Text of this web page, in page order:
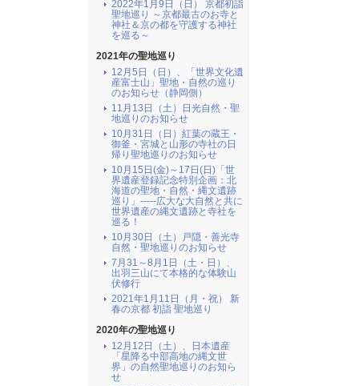
2022年1月9日（日） 京都初詣
聖地巡り ～京都最古のお寺と
神社＆京の都を守護する神社
を巡る～
2021年の聖地巡り
12月5日（日）、「世界文化遺
産富士山」聖地・自然の巡り
のお知らせ（静岡側）
11月13日（土）日光自然・聖
地巡りのお知らせ
10月31日（日）紅葉の蔵王・
御釜・宮城と山形の寺社の日
帰り聖地巡りのお知らせ
10月15日(金)～17日(日)「世
界遺産登録記念特別企画：北
海道の聖地・自然・縄文遺跡
巡り」-----広大な大自然と共に
世界遺産の縄文遺跡と寺社を
巡る！
10月30日（土）戸隠・善光寺
自然・聖地巡りのお知らせ
7月31～8月1日（土・日）、
出羽三山にて本格的な体験山
伏修行
2021年1月11日（月・祝） 新
春の京都 初詣 聖地巡り
2020年の聖地巡り
12月12日（土）、日本遺産
「星降る中部高地の縄文世
界」の自然聖地巡りのお知ら
せ